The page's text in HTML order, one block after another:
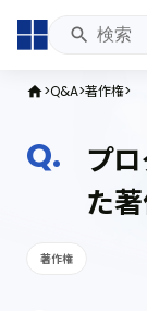
home Q&A 著作権
プ
た
著作権